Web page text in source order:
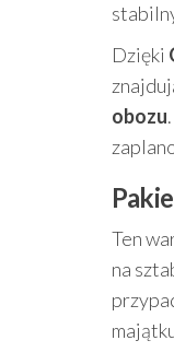
Dzięki
obozu
Ten
na